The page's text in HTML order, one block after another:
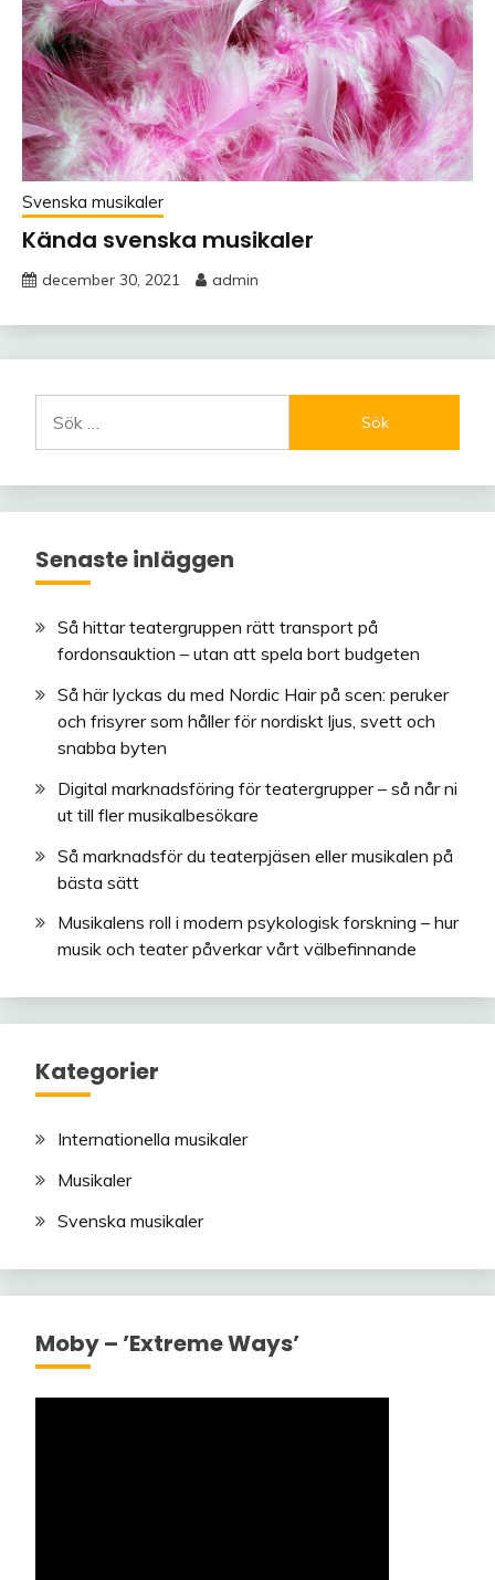
Svenska musikaler
Kända svenska musikaler
december 30, 2021 admin
efter:
Senaste inläggen
Så hittar teatergruppen rätt transport på
fordonsauktion – utan att spela bort budgeten
Så här lyckas du med Nordic Hair på scen: peruker
och frisyrer som håller för nordiskt ljus, svett och
snabba byten
Digital marknadsföring för teatergrupper – så når ni
ut till fler musikalbesökare
Så marknadsför du teaterpjäsen eller musikalen på
bästa sätt
Musikalens roll i modern psykologisk forskning – hur
musik och teater påverkar vårt välbefinnande
Kategorier
Internationella musikaler
Musikaler
Svenska musikaler
Moby – ’Extreme Ways’